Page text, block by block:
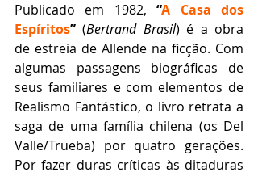
Publicado em 1982, “A Casa dos
Espíritos” (Bertrand Brasil) é a obra
de estreia de Allende na ficção. Com
algumas passagens biográficas de
seus familiares e com elementos de
Realismo Fantástico, o livro retrata a
saga de uma família chilena (os Del
Valle/Trueba) por quatro gerações.
Por fazer duras críticas às ditaduras